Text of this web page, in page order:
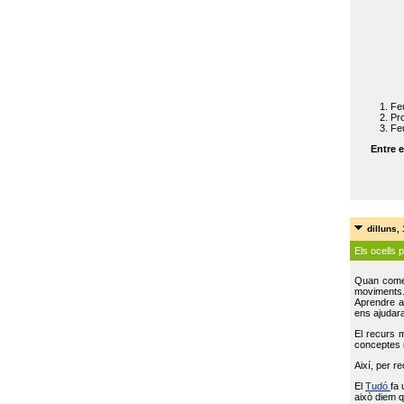
Entre
dilluns,
Els ocells
Quan
Aprendre
ens
El recurs
conceptes
Així, per
ElTudófa
això diem